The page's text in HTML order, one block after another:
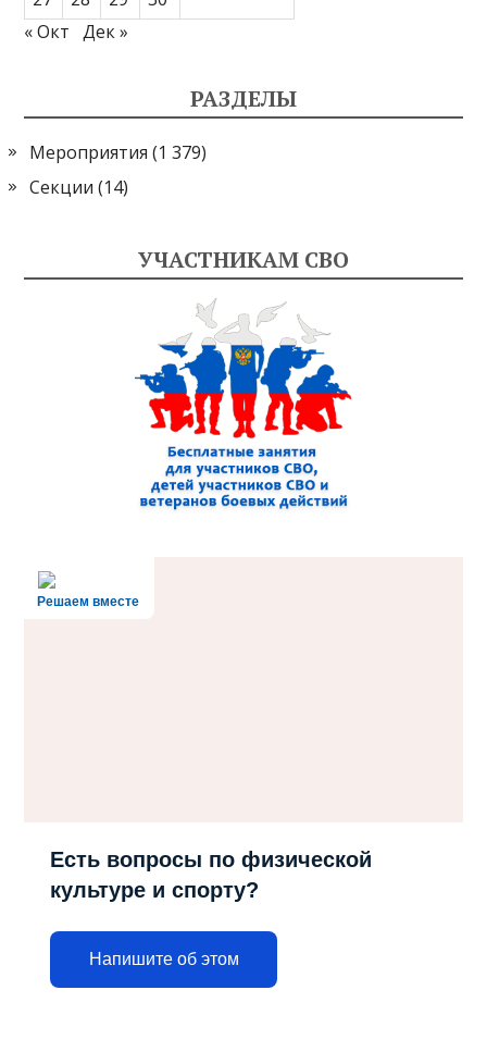
« Окт
Дек »
РАЗДЕЛЫ
Мероприятия (1 379)
Секции (14)
УЧАСТНИКАМ СВО
Решаем вместе
Есть вопросы по физической
культуре и спорту?
Напишите об этом